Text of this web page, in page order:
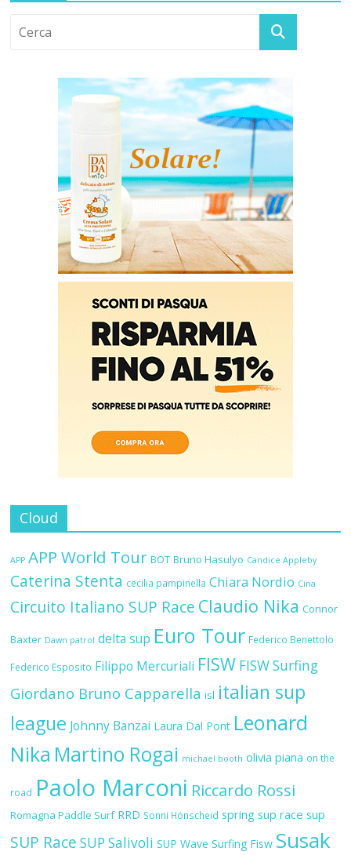
Cloud
APP APP World Tour BOT Bruno Hasulyo Candice Appleby
Caterina Stenta cecilia pampinella Chiara Nordio Cina
Circuito Italiano SUP Race Claudio Nika Connor
Baxter Dawn patrol delta sup Euro Tour Federico Benettolo
Federico Esposito Filippo Mercuriali FISW FISW Surfing
Giordano Bruno Capparella isl italian sup
league Johnny Banzai Laura Dal Pont Leonard
Nika Martino Rogai michael booth olivia piana on the
road Paolo Marconi Riccardo Rossi
Romagna Paddle Surf RRD Sonni Hönscheid spring sup race sup
SUP Race SUP Salivoli SUP Wave Surfing Fisw Susak